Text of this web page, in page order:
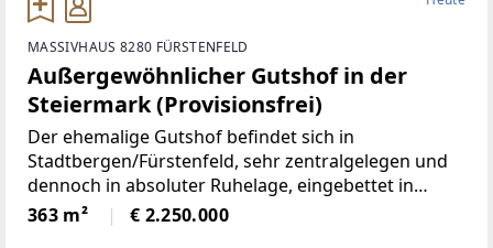
uschenschänken & Wanderwegen* 2 Terrassen mit
Fernsicht* Hochwertige Ausstattung & gepflegtes A
ort für 2 Fahrzeuge inkl.KFZ-
Elektroanschluß* 5G Netzabdeckung*
MASSIVHAUS 8280 FÜRSTENFELD
Außergewöhnlicher Gutshof in der
Steiermark (Provisionsfrei)
Der ehemalige Gutshof befindet sich in
Stadtbergen/Fürstenfeld, sehr zentralgelegen und
dennoch in absoluter Ruhelage, eingebettet in
wunderbare Natur.Die Liegenschaft bietet ein hohes
Maß an Privatsphäre, versprüht
363 m² € 2.250.000